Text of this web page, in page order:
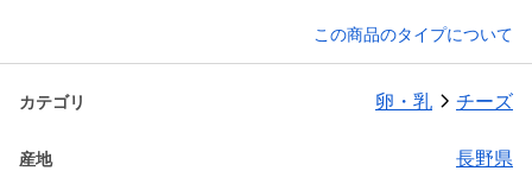
この商品のタイプについて
カテゴリ 卵・乳 チーズ
産地 長野県